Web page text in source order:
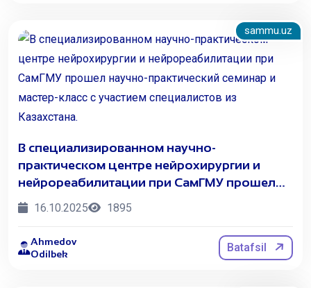
sammu.uz
В специализированном научно-
практическом центре нейрохирургии и
нейрореабилитации при СамГМУ прошел
научно-практический семинар и мастер-
класс с участием специалистов из
Казахстана.
16.10.2025 1895
Ahmedov
Odilbek
Batafsil